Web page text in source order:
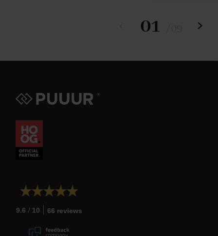
01
9.6 / 10 66 reviews